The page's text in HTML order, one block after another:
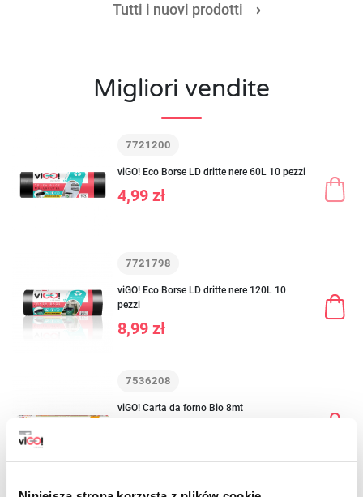
Tutti i nuovi prodotti
Migliori vendite
7721200
viGO! Eco Borse LD dritte nere 60L 10 pezzi
4,99 zł
7721798
viGO! Eco Borse LD dritte nere 120L 10
pezzi
8,99 zł
7536208
viGO! Carta da forno Bio 8mt